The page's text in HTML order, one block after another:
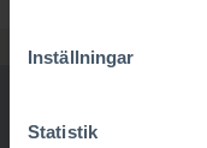
Inställningar
Statistik